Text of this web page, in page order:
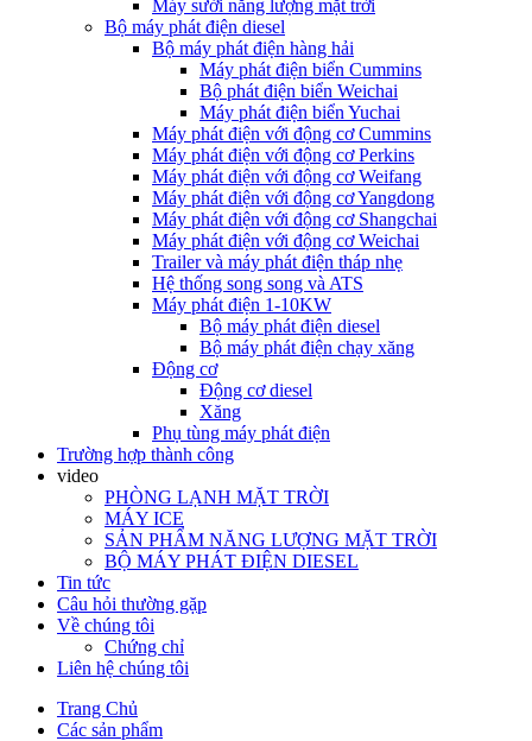
Máy sưởi năng lượng mặt trời
Bộ máy phát điện diesel
Bộ máy phát điện hàng hải
Máy phát điện biển Cummins
Bộ phát điện biển Weichai
Máy phát điện biển Yuchai
Máy phát điện với động cơ Cummins
Máy phát điện với động cơ Perkins
Máy phát điện với động cơ Weifang
Máy phát điện với động cơ Yangdong
Máy phát điện với động cơ Shangchai
Máy phát điện với động cơ Weichai
Trailer và máy phát điện tháp nhẹ
Hệ thống song song và ATS
Máy phát điện 1-10KW
Bộ máy phát điện diesel
Bộ máy phát điện chạy xăng
Động cơ
Động cơ diesel
Xăng
Phụ tùng máy phát điện
Trường hợp thành công
video
PHÒNG LẠNH MẶT TRỜI
MÁY ICE
SẢN PHẨM NĂNG LƯỢNG MẶT TRỜI
BỘ MÁY PHÁT ĐIỆN DIESEL
Tin tức
Câu hỏi thường gặp
Về chúng tôi
Chứng chỉ
Liên hệ chúng tôi
Trang Chủ
Các sản phẩm